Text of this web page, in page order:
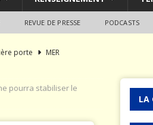
REVUE DE PRESSE PODCASTS
porte
MER
pourra stabiliser le
LA